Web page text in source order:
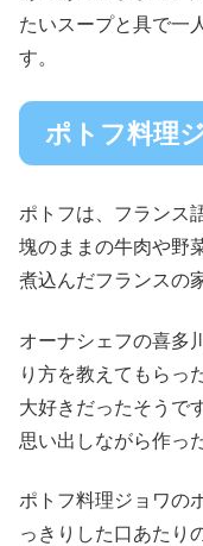
たいスープと具で一
す。
ポトフ料理
ポトフは、フランス
塊のままの牛肉や野
煮込んだフランスの
オーナシェフの喜多
り方を教えてもらっ
大好きだったそうで
思い出しながら作っ
ポトフ料理ジョワの
っきりした口あたり